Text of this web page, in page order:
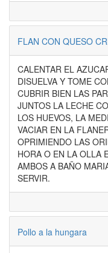
FLAN CON QUESO
CALENTAR EL
DISUELVA Y TOME
CUBRIR BIEN LAS
JUNTOS LA LECHE
LOS HUEVOS, LA
VACIAR EN LA
OPRIMIENDO LAS
HORA O EN LA OLLA
AMBOS A BAÑO
SERVIR.
Pollo a la hungara